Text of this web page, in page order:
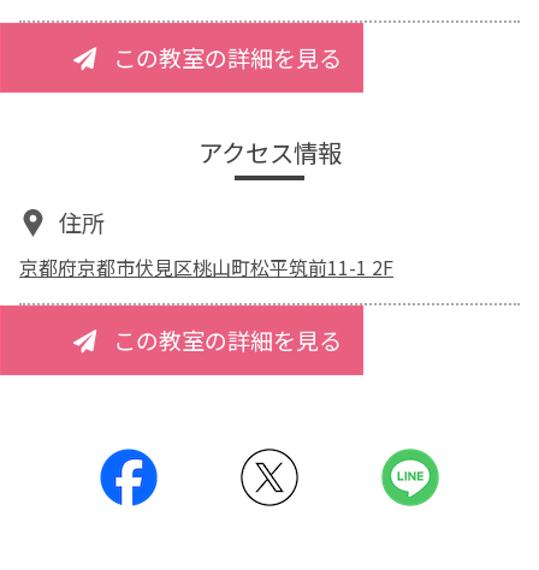
この教室の詳細を見る
アクセス情報
住所
京都府京都市伏見区桃山町松平筑前11-1 2F
この教室の詳細を見る